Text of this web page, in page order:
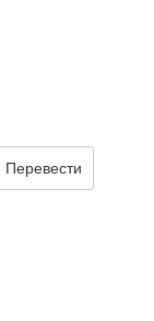
Перевести